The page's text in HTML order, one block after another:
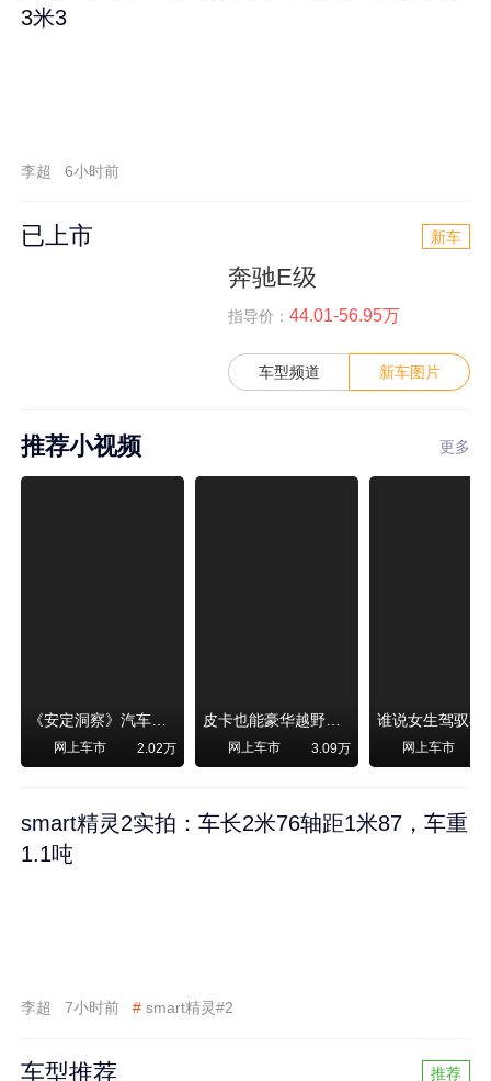
3米3
李超 6小时前
已上市 新车
奔驰E级
指导价： 44.01-56.95万
车型频道 新车图片
推荐小视频 更多
《安定洞察》汽车烧不烧油，和石油安全无关！
网上车市 2.02万
皮卡也能豪华越野！纵横F700上市，限时卖29.99万起
网上车市 3.09万 网上车市
smart精灵2实拍：车长2米76轴距1米87，车重
1.1吨
李超 7小时前 # smart精灵#2
车型推荐 推荐